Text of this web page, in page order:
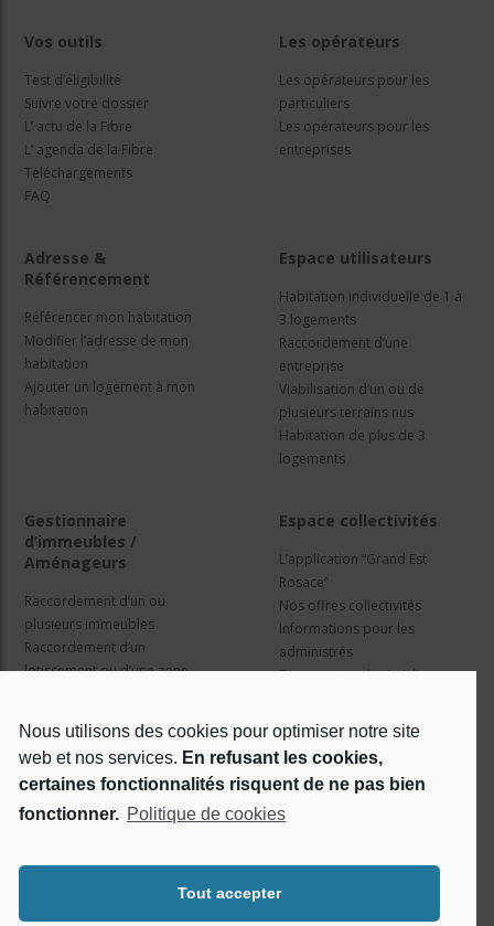
Nous utilisons des cookies pour optimiser notre site
web et nos services. En refusant les cookies,
certaines fonctionnalités risquent de ne pas bien
fonctionner. Politique de cookies
Tout accepter
Vos outils
Test d’éligibilité
Suivre votre dossier
L’ actu de la Fibre
L’ agenda de la Fibre
Téléchargements
FAQ
Les opérateurs
Les opérateurs pour les
particuliers
Les opérateurs pour les
entreprises
Adresse &
Référencement
Référencer mon habitation
Modifier l’adresse de mon
habitation
Ajouter un logement à mon
habitation
Espace utilisateurs
Habitation individuelle de 1 à
3 logements
Raccordement d’une
entreprise
Viabilisation d’un ou de
plusieurs terrains nus
Habitation de plus de 3
logements
Gestionnaire
d’immeubles /
Aménageurs
Raccordement d’un ou
plusieurs immeubles
Raccordement d’un
lotissement ou d’une zone
Espace collectivités
L’application “Grand Est
Rosace”
Nos offres collectivités
Informations pour les
administrés
Travaux et cadre juridique
Qui sommes nous ?
Le projet Rosace
Réseaux sociaux